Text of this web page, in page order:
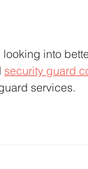
into
security guard
services.